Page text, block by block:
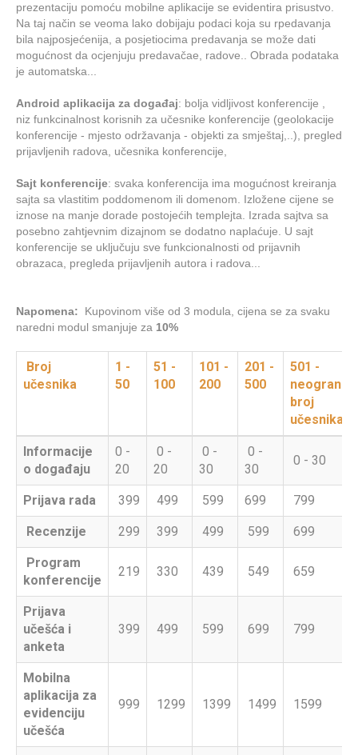
prezentaciju pomoću mobilne aplikacije se evidentira prisustvo.
Na taj način se veoma lako dobijaju podaci koja su rpedavanja
bila najposjećenija, a posjetiocima predavanja se može dati
mogućnost da ocjenjuju predavačae, radove.. Obrada podataka
je automatska...
Android aplikacija za događaj: bolja vidljivost konferencije ,
niz funkcinalnost korisnih za učesnike konferencije (geolokacije
konferencije - mjesto održavanja - objekti za smještaj,..), pregled
prijavljenih radova, učesnika konferencije,
Sajt konferencije: svaka konferencija ima mogućnost kreiranja
sajta sa vlastitim poddomenom ili domenom. Izložene cijene se
iznose na manje dorade postojećih templejta. Izrada sajtva sa
posebno zahtjevnim dizajnom se dodatno naplaćuje. U sajt
konferencije se uključuju sve funkcionalnosti od prijavnih
obrazaca, pregleda prijavljenih autora i radova...
Napomena: Kupovinom više od 3 modula, cijena se za svaku
naredni modul smanjuje za 10%
Broj
učesnika
1 -
50
51 -
100
101 -
200
201 -
500
501 -
broj
učesnika
Informacije
o događaju
0 -
20
0 -
20
0 -
30
0 -
30
0 - 30
Prijava rada 399 499 599 699 799
Recenzije 299 399 499 599 699
Program
konferencije
219 330 439 549 659
Prijava
učešća i
anketa
399 499 599 699 799
Mobilna
aplikacija za
evidenciju
učešća
999 1299 1399 1499 1599